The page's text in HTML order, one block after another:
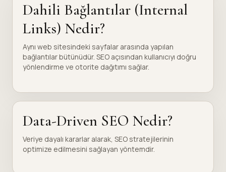
Dahili Bağlantılar (Internal
Links) Nedir?
Aynı web sitesindeki sayfalar arasında yapılan
bağlantılar bütünüdür. SEO açısından kullanıcıyı doğru
yönlendirme ve otorite dağıtımı sağlar.
Data-Driven SEO Nedir?
Veriye dayalı kararlar alarak, SEO stratejilerinin
optimize edilmesini sağlayan yöntemdir.